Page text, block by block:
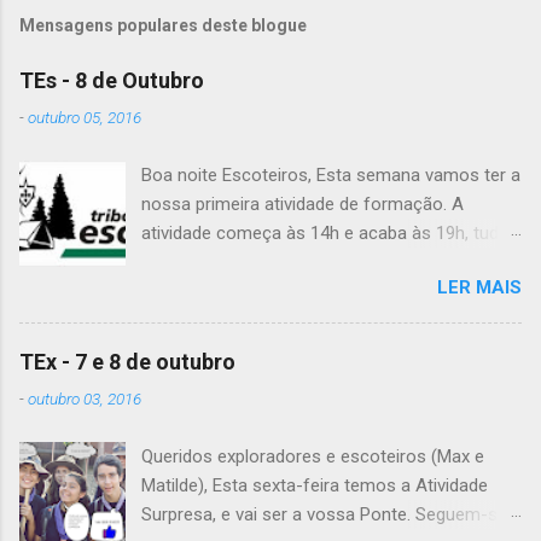
Mensagens populares deste blogue
TEs - 8 de Outubro
-outubro 05, 2016
Boa noite Escoteiros, Esta semana vamos ter a
nossa primeira atividade de formação. A
atividade começa às 14h e acaba às 19h, tudo
lanche (não pode ser dinheiro!), água, papel e
caneta. Para a Diana, a Inês, o Dawton,
Valentino e Rafael a atividade começa à 13h .
vão fazer a ponte com a TEx, vejam as
informações no post deles. Atenção: Ainda há
patrulhas que não enviaram o projeto da
LER MAIS
TEx - 7 e 8 de outubro
-outubro 03, 2016
Queridos exploradores e escoteiros (Max e
Matilde), Esta sexta-feira temos a Atividade
Surpresa, e vai ser a vossa Ponte. Seguem-se